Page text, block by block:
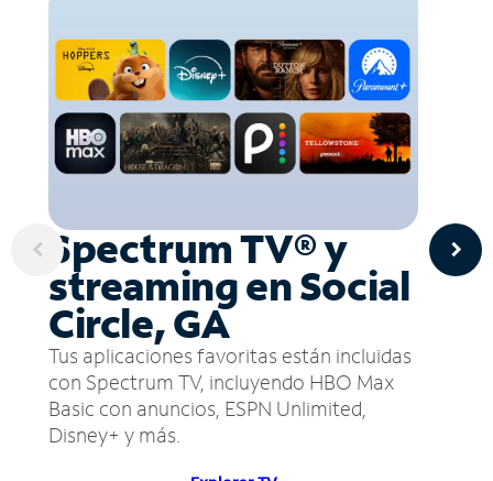
Spectrum TV® y
streaming en Social
Circle, GA
Tus aplicaciones favoritas están incluidas
con Spectrum TV, incluyendo HBO Max
Basic con anuncios, ESPN Unlimited,
Disney+ y más.